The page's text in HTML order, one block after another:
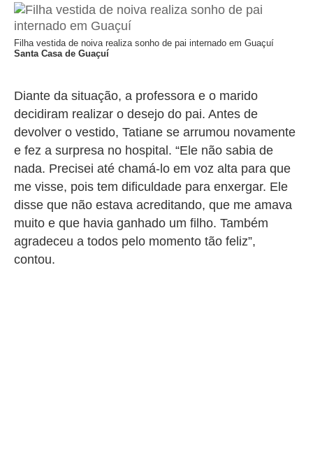
Filha vestida de noiva realiza sonho de pai internado em Guaçuí
Santa Casa de Guaçuí
Diante da situação, a professora e o marido
decidiram realizar o desejo do pai. Antes de
devolver o vestido, Tatiane se arrumou novamente
e fez a surpresa no hospital. “Ele não sabia de
nada. Precisei até chamá-lo em voz alta para que
me visse, pois tem dificuldade para enxergar. Ele
disse que não estava acreditando, que me amava
muito e que havia ganhado um filho. Também
agradeceu a todos pelo momento tão feliz”,
contou.